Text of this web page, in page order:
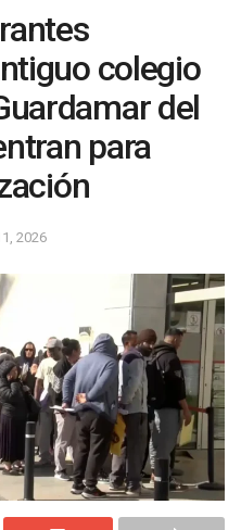
colegio
del
para
2026